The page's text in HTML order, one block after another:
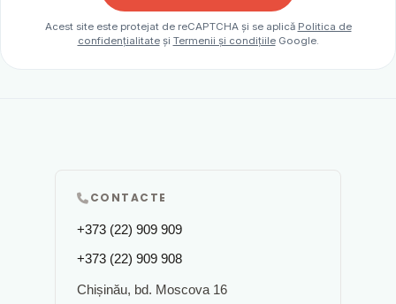
Acest site este protejat de reCAPTCHA și se aplică Politica de
confidențialitateși Termenii și condițiileGoogle.
CONTACTE
+373 (22) 909 909
+373 (22) 909 908
Chișinău, bd. Moscova 16